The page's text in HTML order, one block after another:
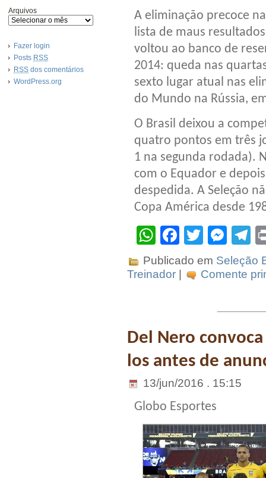
Arquivos
Fazer login
Posts RSS
RSS dos comentários
WordPress.org
A eliminação precoce
lista de maus
voltou ao banco de
2014: queda nas
sexto lugar atual nas
do Mundo na Rússia,
O Brasil deixou a
quatro pontos em três
1 na segunda rodada).
com o Equador e
despedida. A Seleção
Copa América desde
WhatsApp
Facebook
Twitter
Publicado em Seleção
Treinador
Comente
Del Nero
los antes de
13/jun/2016 . 15:15
Globo Esportes